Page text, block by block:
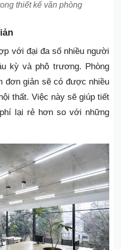
thiết kế văn phòng
với đại đa số nhiều người
kỳ và phô trương. Phòng
đơn giản sẽ có được nhiều
thất. Việc này sẽ giúp tiết
lại rẻ hơn so với những